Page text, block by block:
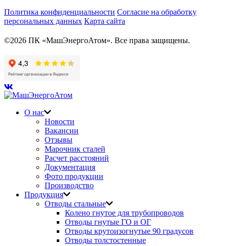
Политика конфиденциальности Согласие на обработку
персональных данных Карта сайта
©2026 ПК «МашЭнергоАтом». Все права защищены.
О нас
Новости
Вакансии
Отзывы
Марочник сталей
Расчет расстояний
Документация
Фото продукции
Производство
Продукция
Отводы стальные
Колено гнутое для трубопроводов
Отводы гнутые ГО и ОГ
Отводы крутоизогнутые 90 градусов
Отводы толстостенные